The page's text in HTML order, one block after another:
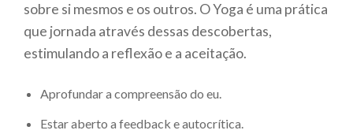
sobre si mesmos e os outros. O Yoga é uma prática
que jornada através dessas descobertas,
estimulando a reflexão e a aceitação.
Aprofundar a compreensão do eu.
Estar aberto a feedback e autocrítica.